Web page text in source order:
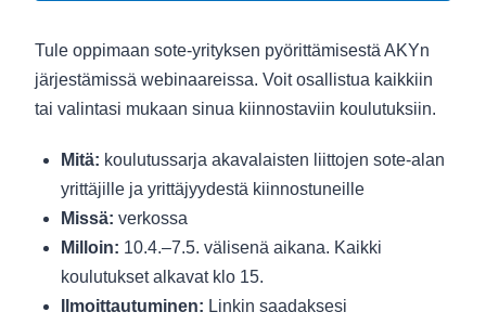
Tule oppimaan sote-yrityksen pyörittämisestä AKYn
järjestämissä webinaareissa. Voit osallistua kaikkiin
tai valintasi mukaan sinua kiinnostaviin koulutuksiin.
Mitä: koulutussarja akavalaisten liittojen sote-alan
yrittäjille ja yrittäjyydestä kiinnostuneille
Missä: verkossa
Milloin: 10.4.–7.5. välisenä aikana. Kaikki
koulutukset alkavat klo 15.
Ilmoittautuminen: Linkin saadaksesi